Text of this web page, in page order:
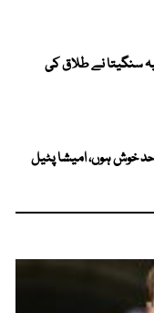
سنگیتا نے طلاق کی
حد خوش ہوں، امیشا پٹیل